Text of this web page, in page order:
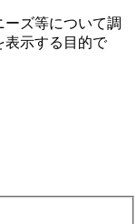
ズ等について調
表⽰する⽬的で